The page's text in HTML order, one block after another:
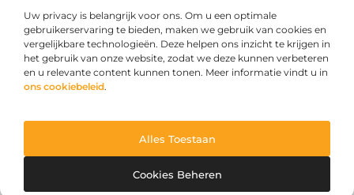
Uw privacy is belangrijk voor ons. Om u een optimale
gebruikerservaring te bieden, maken we gebruik van cookies en
vergelijkbare technologieën. Deze helpen ons inzicht te krijgen in
het gebruik van onze website, zodat we deze kunnen verbeteren
en u relevante content kunnen tonen. Meer informatie vindt u in
ons cookiebeleid.
Alles Toestaan
Cookies Beheren
Onze informatie
Cookiebeleid (EU)
@2025 www.belindaweb.nl. All Right Reserved.